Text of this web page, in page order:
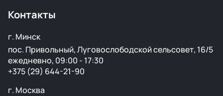
подготовку перед продажей.
Контакты
г. Минск
пос. Привольный, Луговослободской сельсовет, 16/5
ежедневно, 09:00 - 17:30
+375 (29) 644-21-90
г. Москва